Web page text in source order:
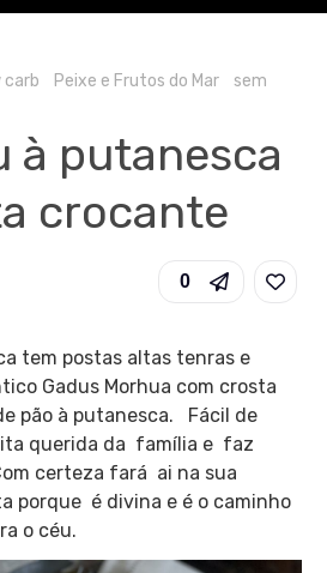
carb Peixe e Frutos do Mar
sem
à putanesca
crocante
0
tem postas altas tenras e
Gadus Morhua com crosta
pão à putanesca. Fácil de
querida da família e faz
certeza fará ai na sua
porque é divina e é o caminho
o céu.